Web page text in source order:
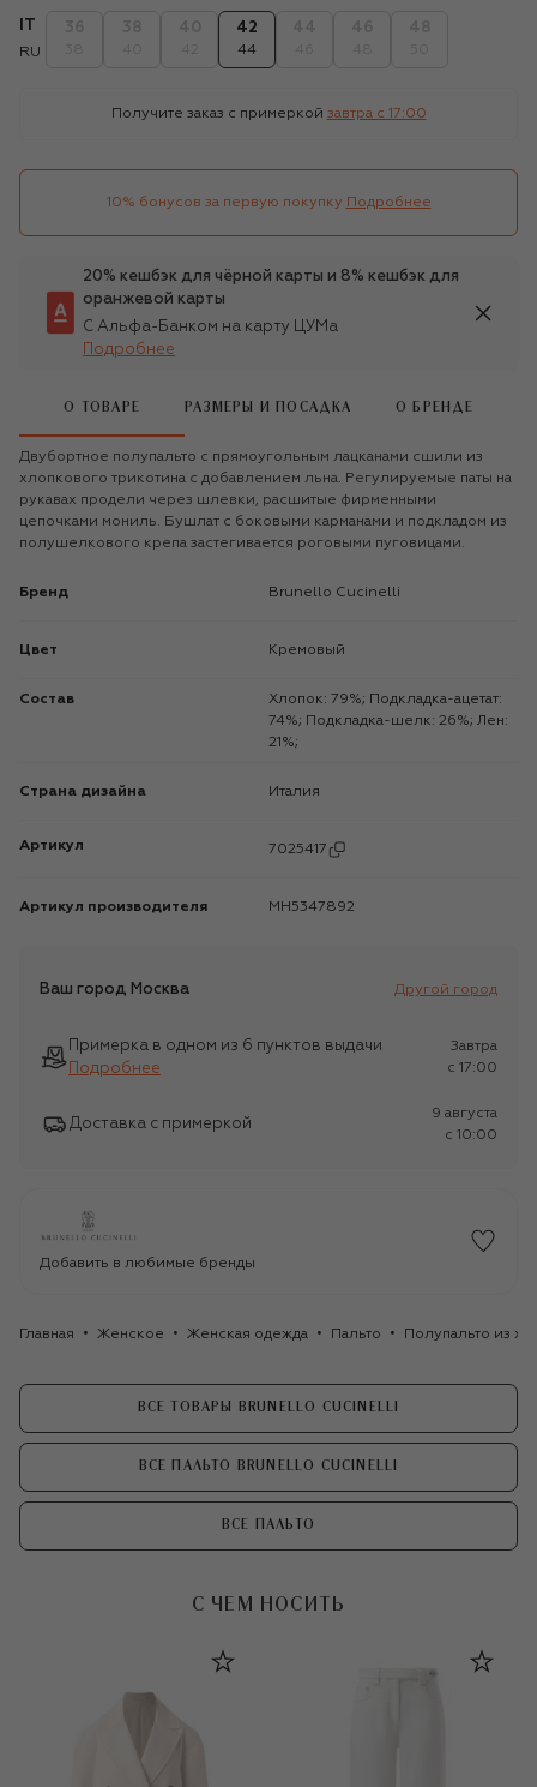
RU
42
44
Получите заказ с примеркой завтра c 17:00
10% бонусов за первую покупку Подробнее
20% кешбэк для чёрной карты и 8% кешбэк для
оранжевой карты
С Альфа-Банком на карту ЦУМа
Подробнее
О ТОВАРЕ РАЗМЕРЫ И ПОСАДКА О БРЕНДЕ
Двубортное полупальто с прямоугольным лацканами сшили из
хлопкового трикотина с добавлением льна. Регулируемые паты на
рукавах продели через шлевки, расшитые фирменными
цепочками мониль. Бушлат с боковыми карманами и подкладом из
полушелкового крепа застегивается роговыми пуговицами.
Бренд Brunello Cucinelli
Цвет Кремовый
Состав
Хлопок: 79%; Подкладка-ацетат:
74%; Подкладка-шелк: 26%; Лен:
21%;
Страна дизайна Италия
Артикул 7025417
Артикул производителя MH5347892
Ваш город Москва Другой город
Примерка в одном из 6 пунктов выдачи
Подробнее
Завтра
c 17:00
Доставка с примеркой
9 августа
c 10:00
Добавить в любимые бренды
Главная Женское Женская одежда Пальто Полупальто из
ВСЕ ТОВАРЫ BRUNELLO CUCINELLI
ВСЕ ПАЛЬТО BRUNELLO CUCINELLI
ВСЕ ПАЛЬТО
С ЧЕМ НОСИТЬ